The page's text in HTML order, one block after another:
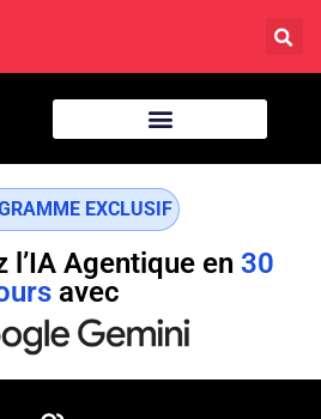
EXCLUSIF
l’IA Agentique en 30
avec